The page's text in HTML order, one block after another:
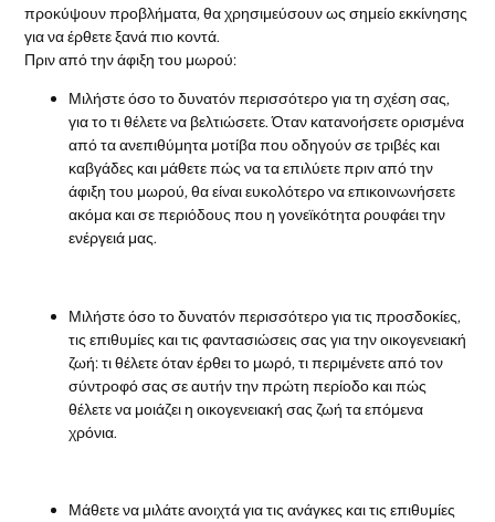
προκύψουν προβλήματα, θα χρησιμεύσουν ως σημείο εκκίνησης
για να έρθετε ξανά πιο κοντά.
Πριν από την άφιξη του μωρού:
Μιλήστε όσο το δυνατόν περισσότερο για τη σχέση σας,
για το τι θέλετε να βελτιώσετε. Όταν κατανοήσετε ορισμένα
από τα ανεπιθύμητα μοτίβα που οδηγούν σε τριβές και
καβγάδες και μάθετε πώς να τα επιλύετε πριν από την
άφιξη του μωρού, θα είναι ευκολότερο να επικοινωνήσετε
ακόμα και σε περιόδους που η γονεϊκότητα ρουφάει την
ενέργειά μας.
Μιλήστε όσο το δυνατόν περισσότερο για τις προσδοκίες,
τις επιθυμίες και τις φαντασιώσεις σας για την οικογενειακή
ζωή: τι θέλετε όταν έρθει το μωρό, τι περιμένετε από τον
σύντροφό σας σε αυτήν την πρώτη περίοδο και πώς
θέλετε να μοιάζει η οικογενειακή σας ζωή τα επόμενα
χρόνια.
Μάθετε να μιλάτε ανοιχτά για τις ανάγκες και τις επιθυμίες